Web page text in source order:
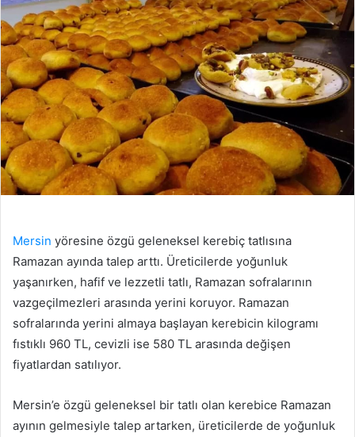
Mersin yöresine özgü geleneksel kerebiç tatlısına
Ramazan ayında talep arttı. Üreticilerde yoğunluk
yaşanırken, hafif ve lezzetli tatlı, Ramazan sofralarının
vazgeçilmezleri arasında yerini koruyor. Ramazan
sofralarında yerini almaya başlayan kerebicin kilogramı
fıstıklı 960 TL, cevizli ise 580 TL arasında değişen
fiyatlardan satılıyor.
Mersin’e özgü geleneksel bir tatlı olan kerebice Ramazan
ayının gelmesiyle talep artarken, üreticilerde de yoğunluk